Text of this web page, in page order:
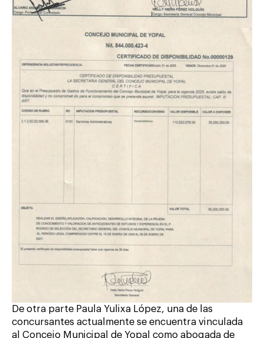
De otra parte Paula Yulixa López, una de las
concursantes actualmente se encuentra vinculada
al Concejo Municipal de Yopal como abogada de